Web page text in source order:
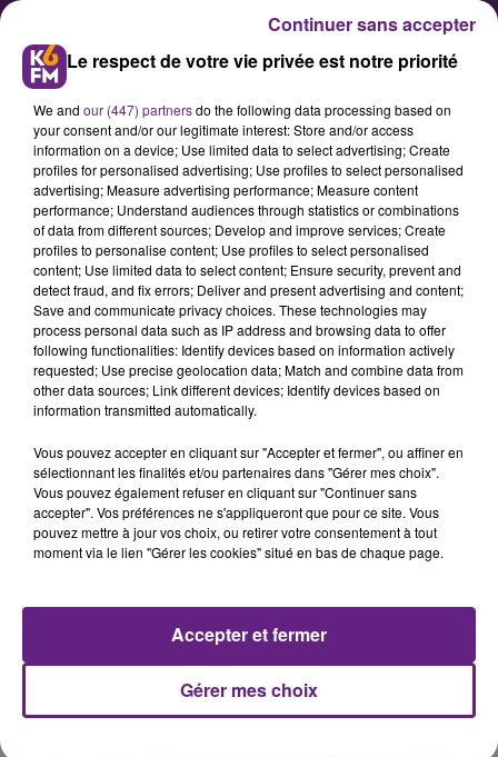
Les infos qu’il ne fallait pas rater
cette semaine en Côte d’Or
Visite d’Emmanuel Macron à
Etaules, musique, santé, sport…
retour sur les principales infos
évoquées cette semaine sur K6FM.
Publié : 26 février 2021 à 11h15 par Fabrice Aubry
Le respect de votre vie privée est notre priorité
We and our (447) partnersdo the following data processing based on
your consent and/or our legitimate interest: Store and/or access
information on a device; Use limited data to select advertising; Create
profiles for personalised advertising; Use profiles to select personalised
advertising; Measure advertising performance; Measure content
performance; Understand audiences through statistics or combinations
of data from different sources; Develop and improve services; Create
profiles to personalise content; Use profiles to select personalised
content; Use limited data to select content; Ensure security, prevent and
detect fraud, and fix errors; Deliver and present advertising and content;
Save and communicate privacy choices. These technologies may
process personal data such as IP address and browsing data to offer
following functionalities: Identify devices based on information actively
requested; Use precise geolocation data; Match and combine data from
other data sources; Link different devices; Identify devices based on
information transmitted automatically.
Vous pouvez accepter en cliquant sur "Accepter et fermer", ou affiner en
sélectionnant les finalités et/ou partenaires dans "Gérer mes choix".
Vous pouvez également refuser en cliquant sur "Continuer sans
accepter". Vos préférences ne s'appliqueront que pour ce site. Vous
pouvez mettre à jour vos choix, ou retirer votre consentement à tout
moment via le lien "Gérer les cookies" situé en bas de chaque page.
Gérer mes choix
Accepter et fermer
Continuer sans accepter